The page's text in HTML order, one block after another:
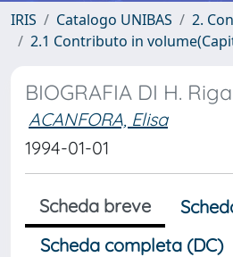
IRIS Catalogo UNIBAS
2.
2.1 Contributo in
BIOGRAFIA DI H.
ACANFORA, Elisa
1994-01-01
Scheda breve
Scheda completa (DC)